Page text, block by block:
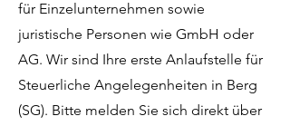
für Einzelunternehmen sowie
juristische Personen wie GmbH oder
AG. Wir sind Ihre erste Anlaufstelle für
Steuerliche Angelegenheiten in Berg
(SG). Bitte melden Sie sich direkt über